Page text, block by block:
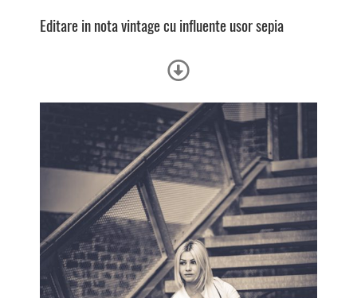
Editare in nota vintage cu influente usor sepia